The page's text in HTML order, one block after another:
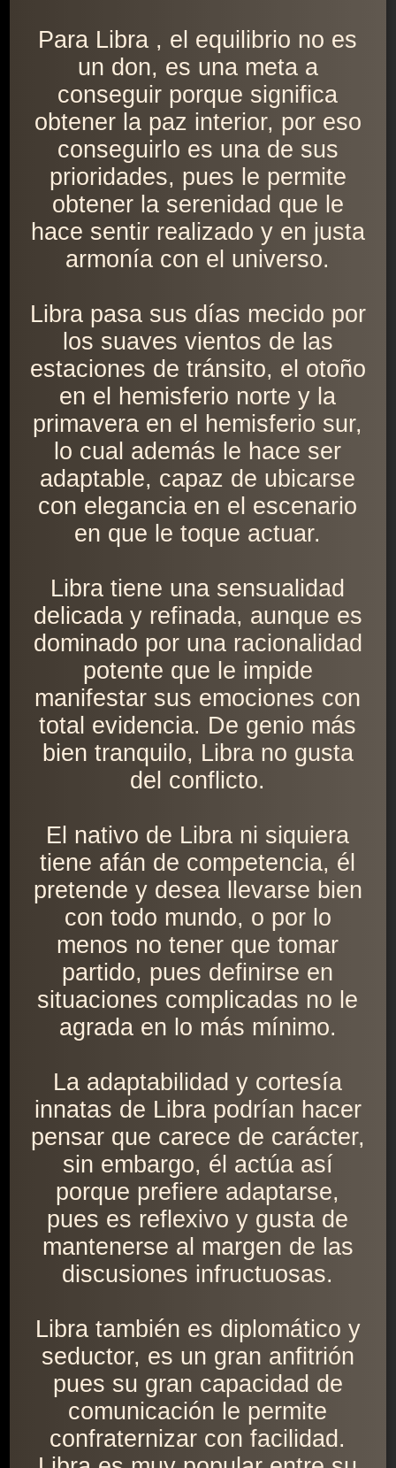
Para Libra , el equilibrio no es
un don, es una meta a
conseguir porque significa
obtener la paz interior, por eso
conseguirlo es una de sus
prioridades, pues le permite
obtener la serenidad que le
hace sentir realizado y en justa
armonía con el universo.
Libra pasa sus días mecido por
los suaves vientos de las
estaciones de tránsito, el otoño
en el hemisferio norte y la
primavera en el hemisferio sur,
lo cual además le hace ser
adaptable, capaz de ubicarse
con elegancia en el escenario
en que le toque actuar.
Libra tiene una sensualidad
delicada y refinada, aunque es
dominado por una racionalidad
potente que le impide
manifestar sus emociones con
total evidencia. De genio más
bien tranquilo, Libra no gusta
del conflicto.
El nativo de Libra ni siquiera
tiene afán de competencia, él
pretende y desea llevarse bien
con todo mundo, o por lo
menos no tener que tomar
partido, pues definirse en
situaciones complicadas no le
agrada en lo más mínimo.
La adaptabilidad y cortesía
innatas de Libra podrían hacer
pensar que carece de carácter,
sin embargo, él actúa así
porque prefiere adaptarse,
pues es reflexivo y gusta de
mantenerse al margen de las
discusiones infructuosas.
Libra también es diplomático y
seductor, es un gran anfitrión
pues su gran capacidad de
comunicación le permite
confraternizar con facilidad.